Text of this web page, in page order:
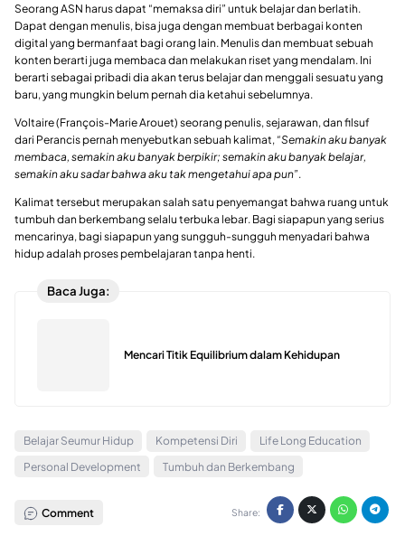
Seorang ASN harus dapat “memaksa diri” untuk belajar dan berlatih.
Dapat dengan menulis, bisa juga dengan membuat berbagai konten
digital yang bermanfaat bagi orang lain. Menulis dan membuat sebuah
konten berarti juga membaca dan melakukan riset yang mendalam. Ini
berarti sebagai pribadi dia akan terus belajar dan menggali sesuatu yang
baru, yang mungkin belum pernah dia ketahui sebelumnya.
Voltaire (François-Marie Arouet) seorang penulis, sejarawan, dan filsuf
dari Perancis pernah menyebutkan sebuah kalimat, “Semakin aku banyak
membaca, semakin aku banyak berpikir; semakin aku banyak belajar,
semakin aku sadar bahwa aku tak mengetahui apa pun”.
Kalimat tersebut merupakan salah satu penyemangat bahwa ruang untuk
tumbuh dan berkembang selalu terbuka lebar. Bagi siapapun yang serius
mencarinya, bagi siapapun yang sungguh-sungguh menyadari bahwa
hidup adalah proses pembelajaran tanpa henti.
Baca Juga:
Mencari Titik Equilibrium dalam Kehidupan
Belajar Seumur Hidup Kompetensi Diri
Life Long Education
Personal Development
Tumbuh dan Berkembang
Comment Share: